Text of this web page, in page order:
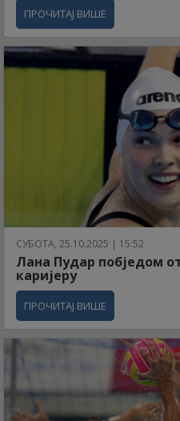
ПРОЧИТАЈ ВИШЕ
СУБОТА, 25.10.2025 | 15:52
Лана Пудар побједом
каријеру
ПРОЧИТАЈ ВИШЕ